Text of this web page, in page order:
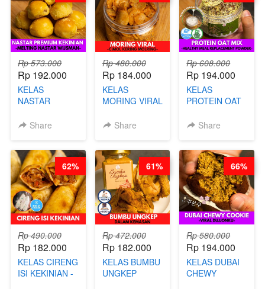
Rp 573.000
Rp 192.000
KELAS
NASTAR
KEKINIAN -
WIJSMAN- BY
CHEF DITA
Share
Rp 480.000
Rp 184.000
KELAS
MORING VIRAL
KERING
Share
Rp 608.000
Rp 194.000
KELAS
PROTEIN OAT
MEAL
BARISTA
ARISUDANA
Share
Rp 490.000
Rp 182.000
KELAS CIRENG
ISI KEKINIAN -
62%
Rp 472.000
Rp 182.000
KELAS BUMBU
UNGKEP
61%
Rp 580.000
Rp 194.000
KELAS DUBAI
CHEWY
66%